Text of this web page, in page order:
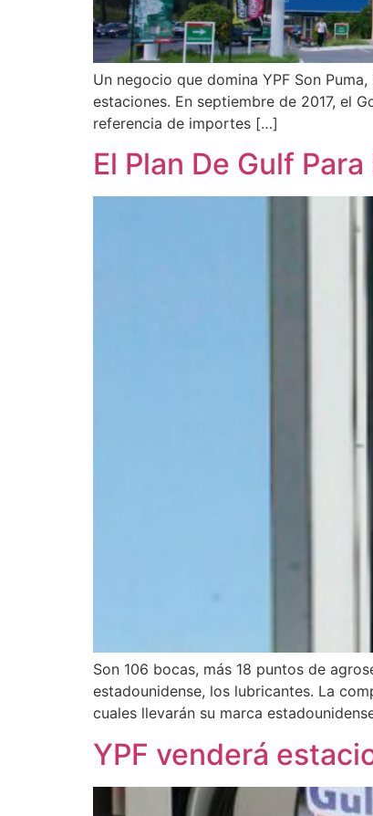
Un negocio que domina YPF Son
estaciones. En septiembre de 2017, el
referencia de importes […]
El Plan De Gulf
Son 106 bocas, más 18 puntos de
estadounidense, los lubricantes. La
cuales llevarán su marca
YPF venderá